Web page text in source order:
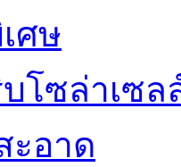
ศษ
โซล่าเซ
ะอาด